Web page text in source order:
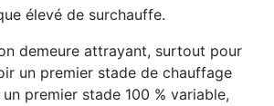
élevé de surchauffe.
demeure attrayant, surtout pour
un premier stade de chauffage
premier stade 100 % variable,